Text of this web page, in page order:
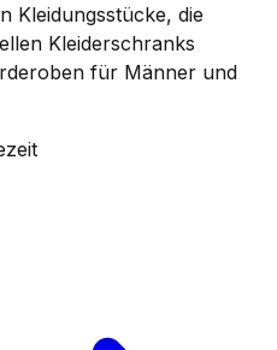
Kleidungsstücke, die
Kleiderschranks
für Männer und